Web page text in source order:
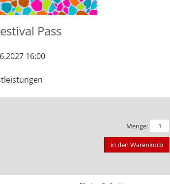
Pass
16:00
Menge:
in den Warenkorb